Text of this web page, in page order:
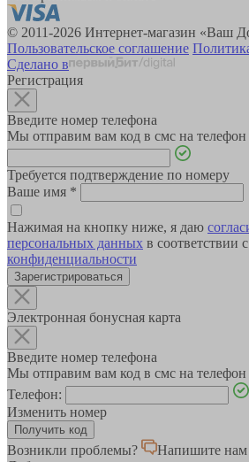
© 2011-2026 Интернет-магазин «Ваш
Пользовательское соглашение
Сделано в
Регистрация
Введите номер телефона
Мы отправим вам код в смс на
Требуется подтверждение по номеру
Ваше имя *
Нажимая на кнопку ниже, я даю
персональных данных в соответствии с
конфиденциальности
Зарегистрироваться
Электронная бонусная карта
Введите номер телефона
Мы отправим вам код в смс на
Телефон:
Изменить номер
Возникли проблемы?
Напишите нам